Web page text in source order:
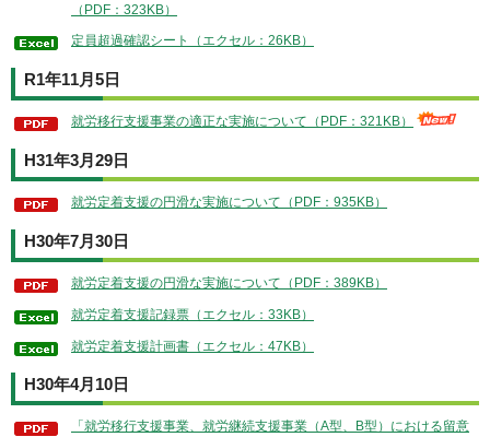
（PDF：323KB）
定員超過確認シート（エクセル：26KB）
R1年11月5日
就労移行支援事業の適正な実施について（PDF：321KB）
H31年3月29日
就労定着支援の円滑な実施について（PDF：935KB）
H30年7月30日
就労定着支援の円滑な実施について（PDF：389KB）
就労定着支援記録票（エクセル：33KB）
就労定着支援計画書（エクセル：47KB）
H30年4月10日
「就労移行支援事業、就労継続支援事業（A型、B型）における留意